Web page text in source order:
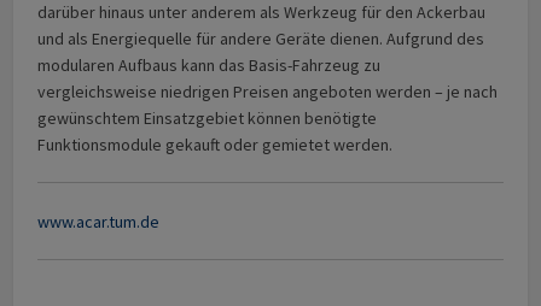
darüber hinaus unter anderem als Werkzeug für den Ackerbau
und als Energiequelle für andere Geräte dienen. Aufgrund des
modularen Aufbaus kann das Basis-Fahrzeug zu
vergleichsweise niedrigen Preisen angeboten werden – je nach
gewünschtem Einsatzgebiet können benötigte
Funktionsmodule gekauft oder gemietet werden.
www.acar.tum.de